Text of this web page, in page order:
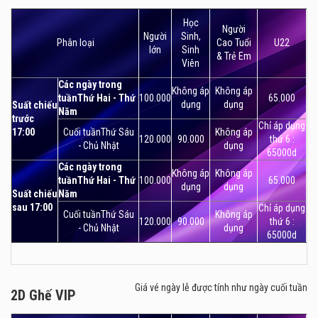
và hệ thống màn hình “hịn” nhất hiện nay mang đến cho
khán giả những trải nghiệm chân thật nhất khi xem phim.
Ngoài ra, ghế ngồi trong rạp đều là những ghế ngồi chất
lượng tốt, mang đến cảm giác thoải mái cho khán giả khi
ngồi gần 2 tiếng đồng hồ trong rạp. Đồng thời, Lotte
Cinema Cantavil còn trang bị ghế đôi đặc biệt dành cho
các cặp tình nhân và dệm gác chân êm ái với những hàng
ghế đầu tiên.
Phân loại
Người
lớn
Học
Sinh,
Sinh
Viên
Người
Cao Tuổi
& Trẻ Em
U22
Suất chiếu
trước
17:00
Các ngày trong
tuầnThứ Hai - Thứ
Năm
100.000
Không áp
dụng
Không áp
dụng
65.000
Cuối tuầnThứ Sáu
- Chủ Nhật
120.000 90.000
Không áp
dụng
Chỉ áp dụng
thứ 6 :
65000d
Suất chiếu
sau 17:00
Các ngày trong
tuầnThứ Hai - Thứ
Năm
100.000
Không áp
dụng
Không áp
dụng
65.000
Cuối tuầnThứ Sáu
- Chủ Nhật
120.000 90.000
Không áp
dụng
Chỉ áp dụng
thứ 6 :
65000d
2D Ghế VIP
Giá vé ngày lễ được tính như ngày cuối tuần